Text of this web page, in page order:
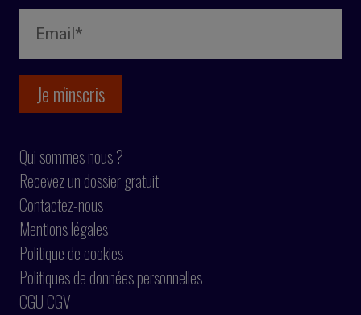
Qui sommes nous ?
Recevez un dossier gratuit
Contactez-nous
Mentions légales
Politique de cookies
Politiques de données personnelles
CGU CGV